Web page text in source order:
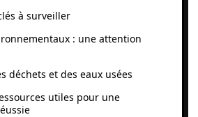
à surveiller
: une attention
déchets et des eaux usées
utiles pour une